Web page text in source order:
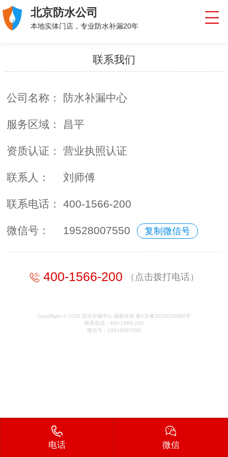
北京防水公司
本地实体门店，专业防水补漏20年
联系我们
公司名称： 防水补漏中心
服务区域： 昌平
资质认证： 营业执照认证
联系人： 刘师傅
联系电话： 400-1566-200
微信号： 19528007550 复制微信号
400-1566-200 （点击拨打电话）
CopyRight © 2026 防水补漏中心 版权所有 鲁ICP备2023028480号
联系电话：400-1566-200
微信号：19528007550
电话 微信